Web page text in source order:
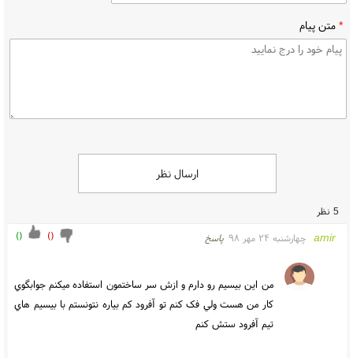
*متن پیام
ارسال نظر
5 نظر
amir چهارشنبه ۲۴ مهر ۹۸ پاسخ (
) (
)
من اين بيسيم رو دارم و ازش سر ساختمون استفاده ميکنم جوابگوي
کار من هست ولي فک کنم تو آفرود کم بياره نتونستم با بيسيم هاي
تيم آفرود ستش کنم